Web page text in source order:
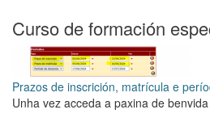
Curso de formación
Prazos de inscrición, matrícula e
Unha vez acceda a paxina de